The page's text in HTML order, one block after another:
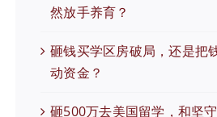
然放手养育？
砸钱买学区房破局，还是把
动资金？
砸500万去美国留学，和坚